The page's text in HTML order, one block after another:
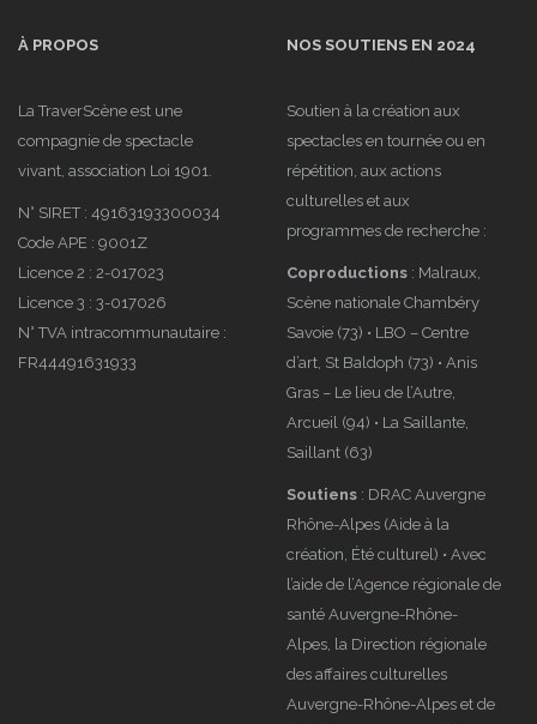
12/2021 :
FRRRAGILE,
retour en
images
2022 : « Je
effondrement
en tournée
Scène
Newsletter
de
Recherche Création
Labo
« Avoir
Lieu » #3 à
Clermont-
Ferrand
À PROPOS
La TraverScène est une
compagnie de spectacle
vivant, association Loi 1901.
N° SIRET : 49163193300034
Code APE : 9001Z
Licence 2 : 2-017023
Licence 3 : 3-017026
N° TVA intracommunautaire :
FR44491631933
NOS SOUTIENS EN 2024
Soutien à la création aux
spectacles en tournée ou en
répétition, aux actions
culturelles et aux
programmes de recherche :
Coproductions : Malraux,
Scène nationale Chambéry
Savoie (73) • LBO – Centre
d’art, St Baldoph (73) • Anis
Gras – Le lieu de l’Autre,
Arcueil (94) • La Saillante,
Saillant (63)
Soutiens : DRAC Auvergne
Rhône-Alpes (Aide à la
création, Été culturel) • Avec
l’aide de l’Agence régionale de
santé Auvergne-Rhône-
Alpes, la Direction régionale
des affaires culturelles
Auvergne-Rhône-Alpes et de